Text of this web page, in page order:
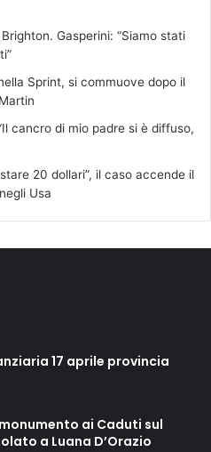
Gasperini: “Siamo stati
Sprint, si commuove dopo il
cancro di mio padre si è diffuso,
20 dollari”, il caso accende il
Usa
17 aprile provincia
ai Caduti sul
a Luana D’Orazio